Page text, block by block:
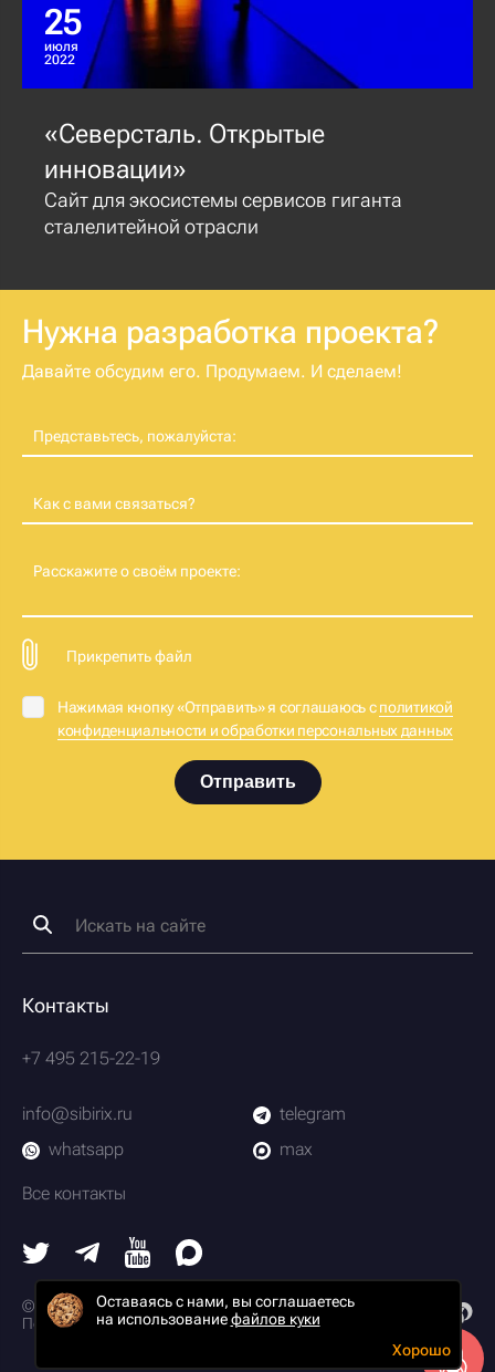
25
июля
2022
«Северсталь. Открытые
инновации»
Сайт для экосистемы сервисов гиганта
сталелитейной отрасли
Нужна разработка проекта?
Давайте обсудим его. Продумаем. И сделаем!
Представьтесь, пожалуйста:
Как с вами связаться?
Расскажите о своём проекте:
Прикрепить файл
Нажимая кнопку «Отправить» я соглашаюсь сполитикой
конфиденциальности и обработки персональных данных
Отправить
Оставаясь с нами, вы соглашаетесь
на использованиефайлов куки
Хорошо
Контакты
+7 495 215-22-19
info@sibirix.ru
telegram
whatsapp
max
Все контакты
© 2003-2026 Scrum-студия Сибирикс
Политика конфиденциальности